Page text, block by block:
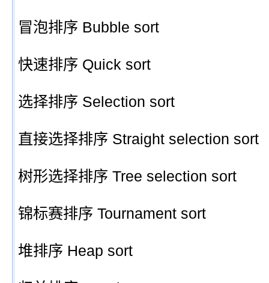
冒泡排序 Bubble sort
快速排序 Quick sort
选择排序 Selection sort
直接选择排序 Straight selection sort
树形选择排序 Tree selection sort
锦标赛排序 Tournament sort
堆排序 Heap sort